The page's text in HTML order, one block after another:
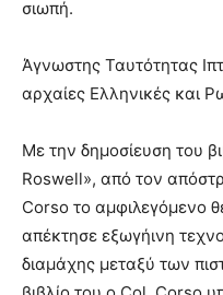
σιωπή.
Άγνωστης Ταυτότητας
αρχαίες Ελληνικές και
Με την δημοσίευση του
Roswell», από τον
Corso το αμφιλεγόμενο
απέκτησε εξωγήινη
διαμάχης μεταξύ των